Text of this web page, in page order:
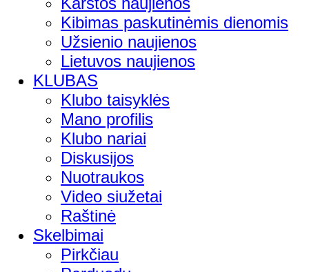
Kibimas paskutinėmis dienomis
Užsienio naujienos
Lietuvos naujienos
KLUBAS
Klubo taisyklės
Mano profilis
Klubo nariai
Diskusijos
Nuotraukos
Video siužetai
Raštinė
Skelbimai
Pirkčiau